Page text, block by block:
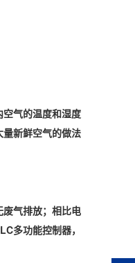
气的温度和湿度
新鲜空气的做法
废气排放；相比电
多功能控制器，